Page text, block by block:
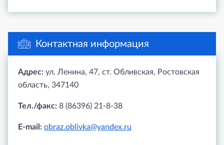
Контактная информация
Адрес: ул. Ленина, 47, ст. Обливская, Ростовская
область, 347140
Тел./факс: 8 (86396) 21-8-38
E-mail: obraz.oblivka@yandex.ru